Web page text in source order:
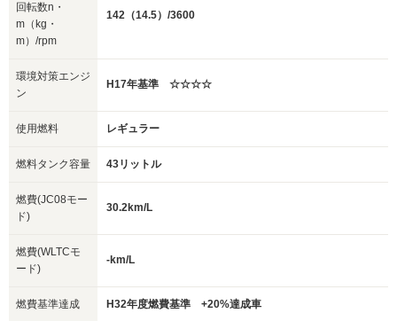
回転数n・
m（kg・
m）/rpm
142（14.5）/3600
環境対策エンジ
ン
H17年基準 ☆☆☆☆
使用燃料 レギュラー
燃料タンク容量 43リットル
燃費(JC08モー
ド)
30.2km/L
燃費(WLTCモ
ード)
-km/L
燃費基準達成 H32年度燃費基準 +20%達成車